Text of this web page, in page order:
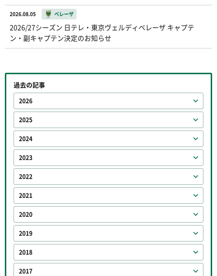
2026.08.05 ベレーザ
2026/27シーズン 日テレ・東京ヴェルディベレーザ キャプテ
ン・副キャプテン決定のお知らせ
過去の記事
2026
2025
2024
2023
2022
2021
2020
2019
2018
2017